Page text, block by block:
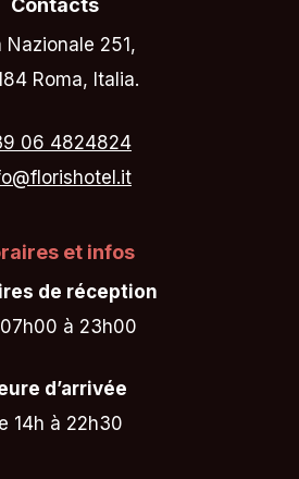
Contacts
Nazionale 251,
Roma, Italia.
06 4824824
et infos
de réception
à 23h00
d’arrivée
14h à 22h30